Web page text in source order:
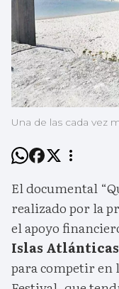
Una de las cada vez
El documental
realizado por la
el apoyo
Islas
para competir en